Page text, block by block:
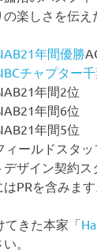
楽しさを伝え
年間優勝
チャプター
年間2位
年間6位
年間5位
ィールドスタッ
デザイン契約ス
PRを含みます
てきた本家「
。